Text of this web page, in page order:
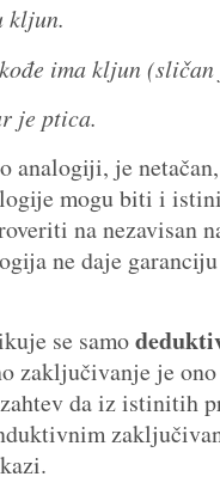
kljun.
kljun (sličan je
analogiji, je
mogu biti i
na nezavisan
ne daje
se samo
zaključivanje je
da iz istinitih